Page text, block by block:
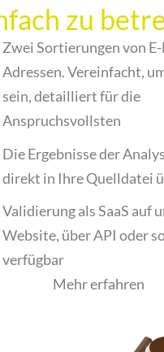
zu
Zwei Sortierungen von
Adressen. Vereinfacht,
sein, detailliert für die
Anspruchsvollsten
Die Ergebnisse der
direkt in Ihre Quelldatei
Validierung als SaaS auf
Website, über API oder
verfügbar
Mehr erfahren